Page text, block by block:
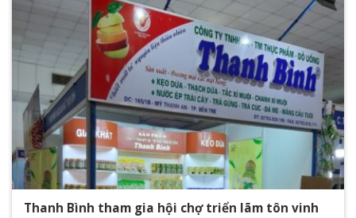
Thanh Bình tham gia hội chợ triển lãm tôn vinh